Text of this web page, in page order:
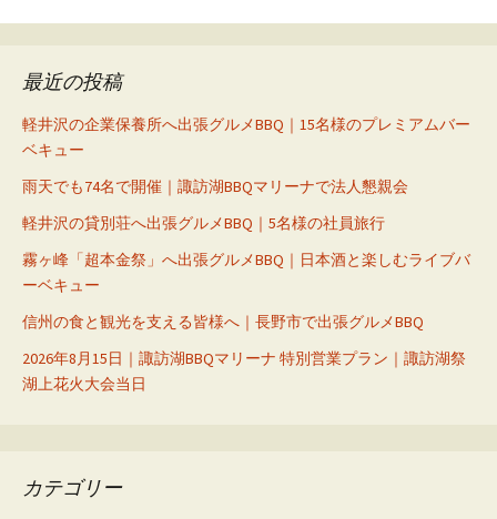
ナ
ゲ
ー
シ
ョ
ン
最近の投稿
軽井沢の企業保養所へ出張グルメBBQ｜15名様のプレミアムバー
ベキュー
雨天でも74名で開催｜諏訪湖BBQマリーナで法人懇親会
軽井沢の貸別荘へ出張グルメBBQ｜5名様の社員旅行
霧ヶ峰「超本金祭」へ出張グルメBBQ｜日本酒と楽しむライブバ
ーベキュー
信州の食と観光を支える皆様へ｜長野市で出張グルメBBQ
2026年8月15日｜諏訪湖BBQマリーナ 特別営業プラン｜諏訪湖祭
湖上花火大会当日
カテゴリー